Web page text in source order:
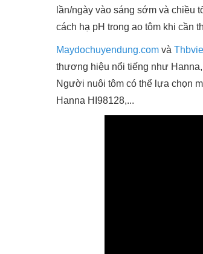
lần/ngày vào sáng sớm và chiều
cách hạ pH trong ao tôm khi cần
Maydochuyendung.com và
thương hiệu nổi tiếng như
Người nuôi tôm có thể lựa chọn
Hanna HI98128,...